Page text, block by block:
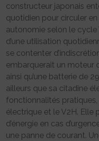
constructeur japonais
quotidien pour circuler en
autonomie selon le cycle
d’une utilisation
se contenter
embarquerait un moteur
ainsi qu’une batterie de
ailleurs que sa citadine
fonctionnalités
électrique et le V2H. Elle
d’énergie en cas
une panne de courant.